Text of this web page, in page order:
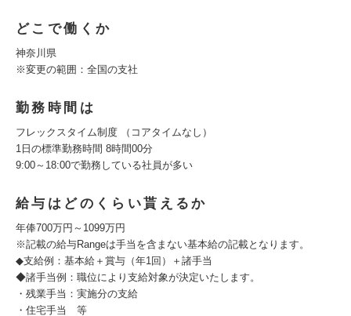
どこで働くか
神奈川県
※変更の範囲：全国の支社
勤務時間は
フレックスタイム制度 （コアタイムなし）
1日の標準勤務時間 8時間00分
9:00～18:00で勤務している社員が多い
給与はどのくらい貰えるか
年俸700万円～1099万円
※記載の給与Rangeは手当を含まない基本給の記載となります。
◆支給例：基本給＋賞与（年1回）＋諸手当
◆諸手当例：職位により支給対象が決定いたします。
・残業手当：実施分の支給
・住宅手当 等